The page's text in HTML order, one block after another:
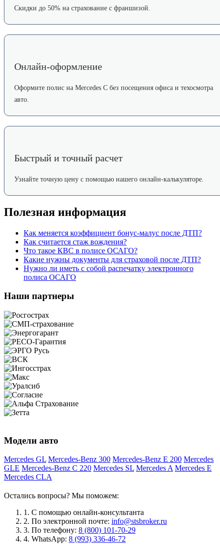
Скидки до 50% на страхование с франшизой.
Онлайн-оформление
Оформите полис на Mercedes C без посещения офиса и техосмотра
авто.
Быстрый и точный расчет
Узнайте точную цену с помощью нашего онлайн-калькуляторе.
Полезная информация
Как меняется коэффициент бонус-малус после ДТП?
Как считается стаж вождения?
Что такое КВС в полисе ОСАГО?
Какие нужны документы для страховой после ДТП?
Нужно ли иметь с собой распечатку электронного
полиса ОСАГО
Наши партнеры
Модели авто
Mercedes GL Mercedes-Benz 300 Mercedes-Benz E 200 Mercedes
GLE Mercedes-Benz C 220 Mercedes SL Mercedes A Mercedes E
Mercedes CLA
Остались вопросы? Мы поможем:
1. С помощью онлайн-консультанта
2. По электронной почте: info@stsbroker.ru
3. По телефону: 8 (800) 101-70-29
4. WhatsApp: 8 (993) 336-46-72